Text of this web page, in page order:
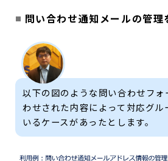
問い合わせ通知メールの管
以下の図のような問い合わせフ
わせされた内容によって対応グル
いるケースがあったとします。